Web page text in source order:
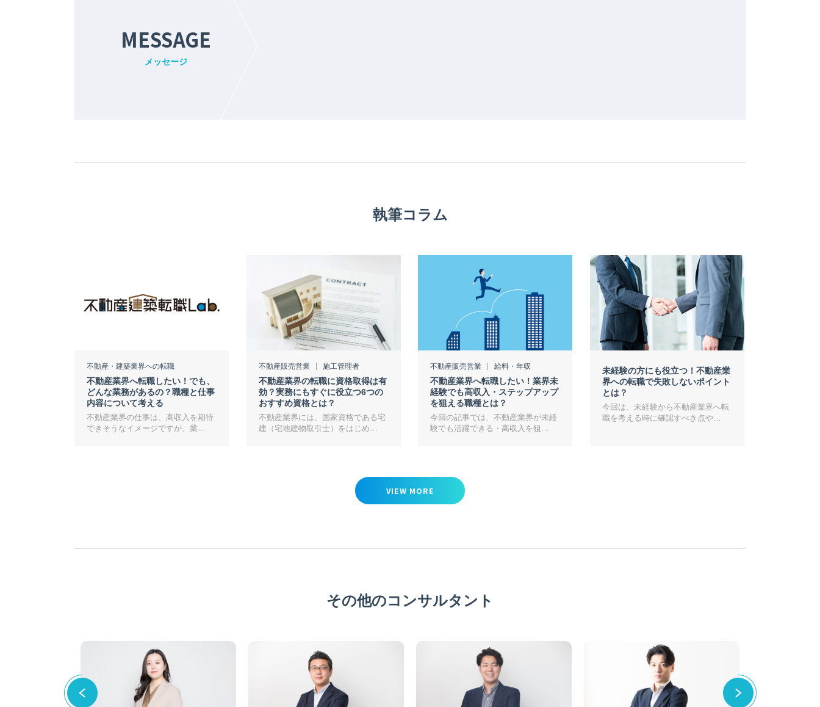
MESSAGE
メッセージ
執筆コラム
不動産・建築業界への転職
不動産業界へ転職したい！でも、
どんな業務があるの？職種と仕事
内容について考える
不動産業界の仕事は、高収入を期待
できそうなイメージですが、業…
不動産販売営業 施工管理者
不動産業界の転職に資格取得は有
効？実務にもすぐに役立つ6つの
おすすめ資格とは？
不動産業界には、国家資格である宅
建（宅地建物取引士）をはじめ…
不動産販売営業 給料・年収
不動産業界へ転職したい！業界未
経験でも高収入・ステップアップ
を狙える職種とは？
今回の記事では、不動産業界が未経
験でも活躍できる・高収入を狙…
未経験の方にも役立つ！不動産業
界への転職で失敗しないポイント
とは？
今回は、未経験から不動産業界へ転
職を考える時に確認すべき点や…
VIEW MORE
その他のコンサルタント